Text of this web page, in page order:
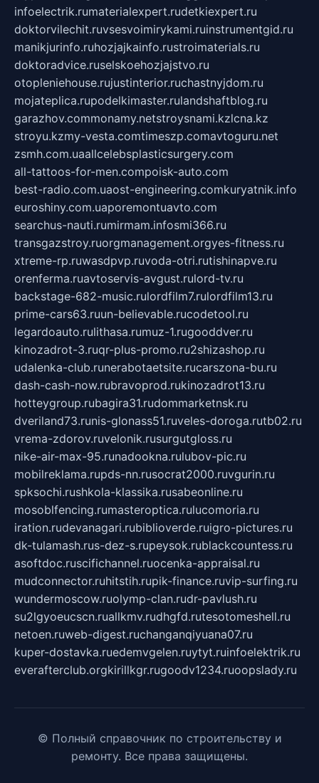
infoelectrik.rumaterialexpert.rudetkiexpert.ru
doktorvilechit.ruvsesvoimirykami.ruinstrumentgid.ru
manikjurinfo.ruhozjajkainfo.rustroimaterials.ru
doktoradvice.ruselskoehozjajstvo.ru
otopleniehouse.rujustinterior.ruchastnyjdom.ru
mojateplica.rupodelkimaster.rulandshaftblog.ru
garazhov.commonamy.netstroysnami.kzlcna.kz
stroyu.kzmy-vesta.comtimeszp.comavtoguru.net
zsmh.com.uaallcelebsplasticsurgery.com
all-tattoos-for-men.compoisk-auto.com
best-radio.com.uaost-engineering.comkuryatnik.info
euroshiny.com.uaporemontuavto.com
searchus-nauti.rumirmam.infosmi366.ru
transgazstroy.ruorgmanagement.orgyes-fitness.ru
xtreme-rp.ruwasdpvp.ruvoda-otri.rutishinapve.ru
orenferma.ruavtoservis-avgust.rulord-tv.ru
backstage-682-music.rulordfilm7.rulordfilm13.ru
prime-cars63.ruun-believable.rucodetool.ru
legardoauto.rulithasa.rumuz-1.rugooddver.ru
kinozadrot-3.ruqr-plus-promo.ru2shizashop.ru
udalenka-club.runerabotaetsite.rucarszona-bu.ru
dash-cash-now.rubravoprod.rukinozadrot13.ru
hotteygroup.rubagira31.rudommarketnsk.ru
dveriland73.runis-glonass51.ruveles-doroga.rutb02.ru
vrema-zdorov.ruvelonik.rusurgutgloss.ru
nike-air-max-95.runadookna.rulubov-pic.ru
mobilreklama.rupds-nn.rusocrat2000.ruvgurin.ru
spksochi.rushkola-klassika.rusabeonline.ru
mosoblfencing.rumasteroptica.rulucomoria.ru
iration.rudevanagari.rubiblioverde.ruigro-pictures.ru
dk-tulamash.rus-dez-s.rupeysok.rublackcountess.ru
asoftdoc.ruscifichannel.ruocenka-appraisal.ru
mudconnector.ruhitstih.rupik-finance.ruvip-surfing.ru
wundermoscow.ruolymp-clan.rudr-pavlush.ru
su2lgyoeucscn.ruallkmv.rudhgfd.rutesotomeshell.ru
netoen.ruweb-digest.ruchanganqiyuana07.ru
kuper-dostavka.ruedemvgelen.ruytyt.ruinfoelektrik.ru
everafterclub.orgkirillkgr.rugoodv1234.ruoopslady.ru
© Полный справочник по строительству и
ремонту. Все права защищены.